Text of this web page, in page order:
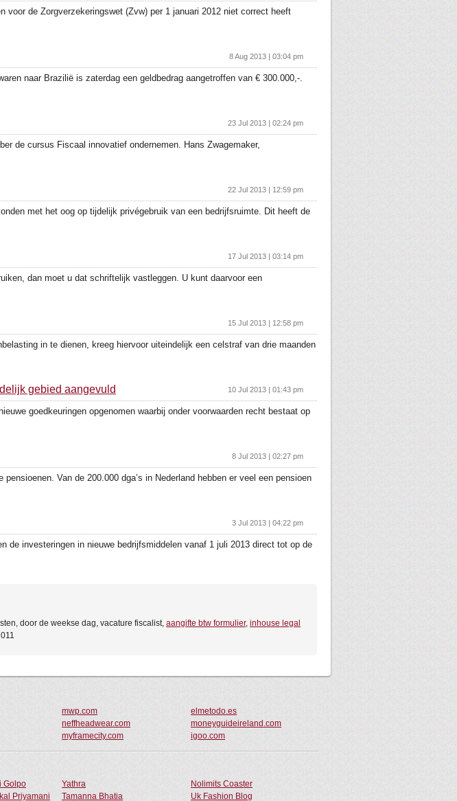
de Zorgverzekeringswet (Zvw) per 1 januari 2012 niet correct heeft
8 Aug 2013 | 03:04 pm
naar Brazilië is zaterdag een geldbedrag aangetroffen van € 300.000,-.
23 Jul 2013 | 02:24 pm
de cursus Fiscaal innovatief ondernemen. Hans Zwagemaker,
22 Jul 2013 | 12:59 pm
met het oog op tijdelijk privégebruik van een bedrijfsruimte. Dit heeft de
17 Jul 2013 | 03:14 pm
dan moet u dat schriftelijk vastleggen. U kunt daarvoor een
15 Jul 2013 | 12:58 pm
in te dienen, kreeg hiervoor uiteindelijk een celstraf van drie maanden
gebied aangevuld 10 Jul 2013 | 01:43 pm
goedkeuringen opgenomen waarbij onder voorwaarden recht bestaat op
8 Jul 2013 | 02:27 pm
Van de 200.000 dga’s in Nederland hebben er veel een pensioen
3 Jul 2013 | 04:22 pm
de investeringen in nieuwe bedrijfsmiddelen vanaf 1 juli 2013 direct tot op de
door de weekse dag, vacature fiscalist, aangifte btw formulier, inhouse legal
mwp.com
elmetodo.es
neffheadwear.com
moneyguideireland.com
myframecity.com igoo.com
Golpo Yathra
Nolimits Coaster
Priyamani Tamanna Bhatia Uk Fashion Blog